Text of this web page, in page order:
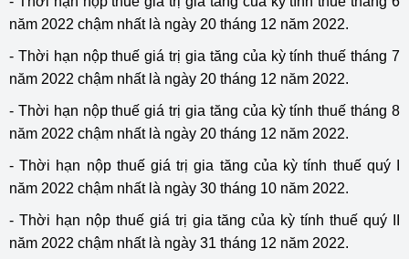
năm 2022 chậm nhất là ngày 20 tháng 12 năm 2022.
- Thời hạn nộp thuế giá trị gia tăng của kỳ tính thuế tháng 7
năm 2022 chậm nhất là ngày 20 tháng 12 năm 2022.
- Thời hạn nộp thuế giá trị gia tăng của kỳ tính thuế tháng 8
năm 2022 chậm nhất là ngày 20 tháng 12 năm 2022.
- Thời hạn nộp thuế giá trị gia tăng của kỳ tính thuế quý I
năm 2022 chậm nhất là ngày 30 tháng 10 năm 2022.
- Thời hạn nộp thuế giá trị gia tăng của kỳ tính thuế quý II
năm 2022 chậm nhất là ngày 31 tháng 12 năm 2022.